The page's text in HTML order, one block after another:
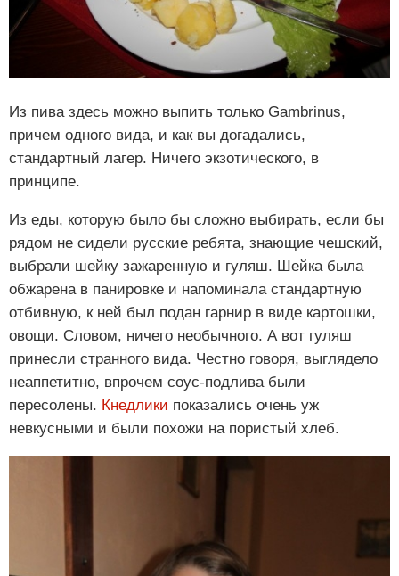
Из пива здесь можно выпить только Gambrinus,
причем одного вида, и как вы догадались,
стандартный лагер. Ничего экзотического, в
принципе.
Из еды, которую было бы сложно выбирать, если бы
рядом не сидели русские ребята, знающие чешский,
выбрали шейку зажаренную и гуляш. Шейка была
обжарена в панировке и напоминала стандартную
отбивную, к ней был подан гарнир в виде картошки,
овощи. Словом, ничего необычного. А вот гуляш
принесли странного вида. Честно говоря, выглядело
неаппетитно, впрочем соус-подлива были
пересолены. Кнедлики показались очень уж
невкусными и были похожи на пористый хлеб.